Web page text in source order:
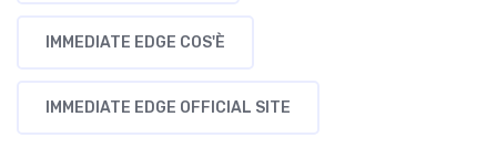
IMMEDIATE EDGE COS'È
IMMEDIATE EDGE OFFICIAL SITE